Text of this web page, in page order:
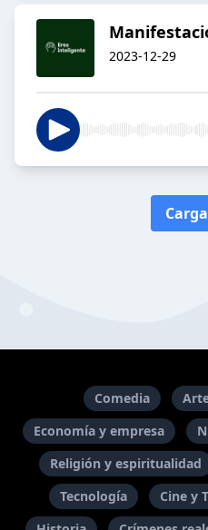
2023-12-29
Comedia
Economía y empresa
Religión y espiritualidad
Tecnología
Cine y